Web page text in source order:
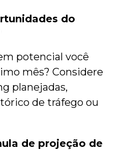
do
potencial você
mês? Considere
planejadas,
de tráfego ou
de projeção de